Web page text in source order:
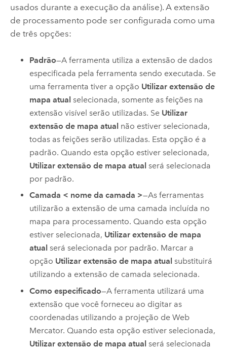
usados ​​durante a execução da análise). A extensão
de processamento pode ser configurada como uma
de três opções:
Padrão—A ferramenta utiliza a extensão de dados
especificada pela ferramenta sendo executada. Se
uma ferramenta tiver a opção Utilizar extensão de
mapa atual selecionada, somente as feições na
extensão visível serão utilizadas. Se Utilizar
extensão de mapa atual não estiver selecionada,
todas as feições serão utilizadas. Esta opção é a
padrão. Quando esta opção estiver selecionada,
Utilizar extensão de mapa atual será selecionada
por padrão.
Camada < nome da camada >—As ferramentas
utilizarão a extensão de uma camada incluída no
mapa para processamento. Quando esta opção
estiver selecionada, Utilizar extensão de mapa
atual será selecionada por padrão. Marcar a
opção Utilizar extensão de mapa atual substituirá
utilizando a extensão de camada selecionada.
Como especificado—A ferramenta utilizará uma
extensão que você forneceu ao digitar as
coordenadas utilizando a projeção de Web
Mercator. Quando esta opção estiver selecionada,
Utilizar extensão de mapa atual será selecionada